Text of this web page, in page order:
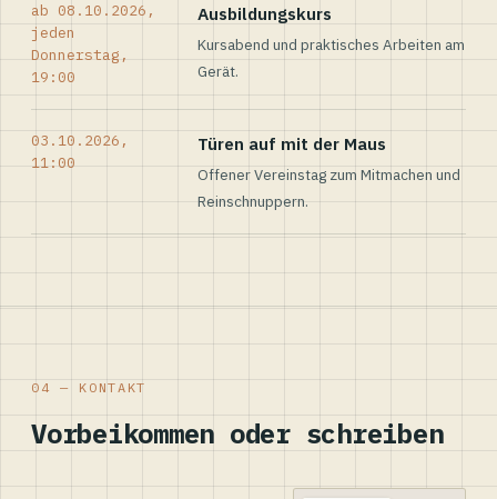
ab 08.10.2026,
jeden
Donnerstag,
19:00
Ausbildungskurs
Kursabend und praktisches Arbeiten am
Gerät.
03.10.2026,
11:00
Türen auf mit der Maus
Offener Vereinstag zum Mitmachen und
Reinschnuppern.
04 — KONTAKT
Vorbeikommen oder schreiben